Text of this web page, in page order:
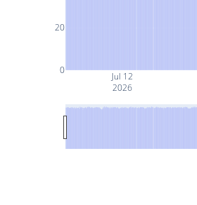
Jul 12
2026
0
20